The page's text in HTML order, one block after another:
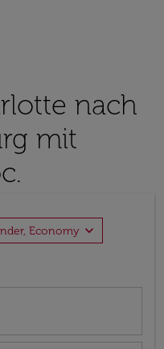
nach
mit
Economy expand_more